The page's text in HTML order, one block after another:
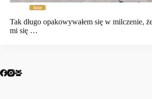
Inne
Tak długo opakowywałem się w milczenie,
mi się …